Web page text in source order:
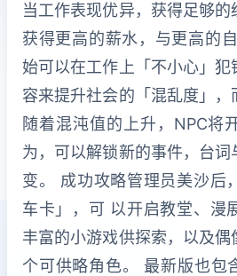
当工作表现优异，获得足够
获得更高的薪水，与更高的
始可以在工作上「不小心」犯
容来提升社会的「混乱度」，
随着混沌值的上升，NPC将
为，可以解锁新的事件，台
变。 成功攻略管理员美沙后
车卡」，可 以开启教堂、漫
丰富的小游戏供探索，以及
个可供略角色。 最新版也包